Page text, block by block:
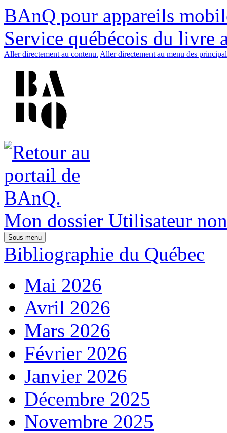
BAnQ pour appareils
Service québécois du livre
Aller directement au contenu. Aller directement au menu des
Mon dossier Utilisateur
Sous-menu
Bibliographie du Québec
Mai 2026
Avril 2026
Mars 2026
Février 2026
Janvier 2026
Décembre 2025
Novembre 2025